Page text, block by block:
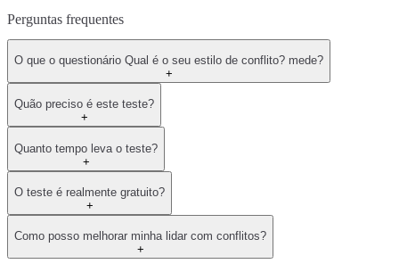
Perguntas frequentes
O que o questionário Qual é o seu estilo de conflito? mede?
+
Quão preciso é este teste?
+
Quanto tempo leva o teste?
+
O teste é realmente gratuito?
+
Como posso melhorar minha lidar com conflitos?
+